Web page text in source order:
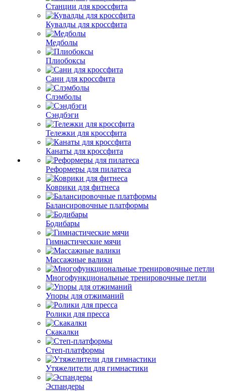
Станции для кроссфита
Кувалды для кроссфита
Медболы
Плиобоксы
Сани для кроссфита
Слэмболы
Сэндбэги
Тележки для кроссфита
Канаты для кроссфита
Реформеры для пилатеса
Коврики для фитнеса
Балансировочные платформы
Бодибары
Гимнастические мячи
Массажные валики
Многофункциональные тренировочные петли
Упоры для отжиманий
Ролики для пресса
Скакалки
Степ-платформы
Утяжелители для гимнастики
Эспандеры